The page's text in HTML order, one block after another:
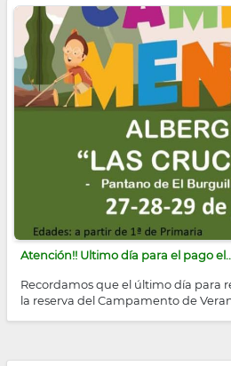
Atención!! Ultimo día para el pago
Recordamos que el último día para
la reserva del Campamento de